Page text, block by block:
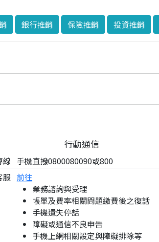
銀行推銷 保險推銷 投資推銷
行動通信
線 手機直撥0800080090或800
服 前往
業務諮詢與受理
帳單及費率相關問題繳費後之復話
手機遺失停話
障礙或通信不良申告
手機上網相關設定與障礙排除等